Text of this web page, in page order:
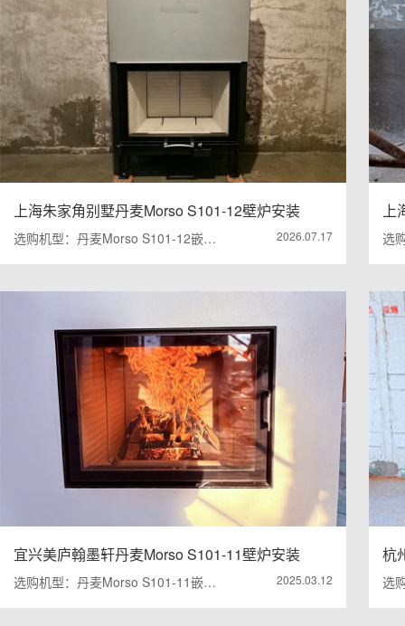
上海朱家角别墅丹麦Morso S101-12壁炉安装
选购机型：丹麦Morso S101-12嵌… 2026.07.17
上
选
宜兴美庐翰墨轩丹麦Morso S101-11壁炉安装
选购机型：丹麦Morso S101-11嵌… 2025.03.12
杭
选